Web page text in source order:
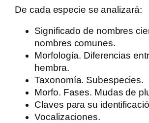
De cada especie se analizará:
Significado de nombres
nombres comunes.
Morfología. Diferencias
hembra.
Taxonomía. Subespecies.
Morfo. Fases. Mudas de
Claves para su
Vocalizaciones.